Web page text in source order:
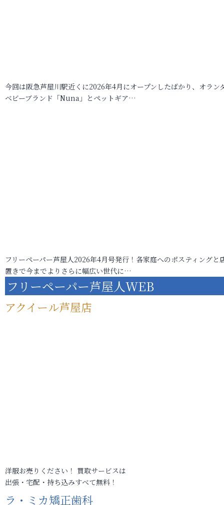
今回は阪急芦屋川駅近くに2026年4月にオープンしたばかり、オラン
ベビーブランド「Nuna」とペットギア…
フリーペーパー芦屋人2026年4月号発行！各家庭へのポスティングと
置きで今までよりさらに幅広い世代に…
フリーペーパー芦屋人WEB
アクイール芦屋店
洋服お売りください！ 買取サービスは
出張・宅配・持ち込みすべて無料！
ラ・ミカ矯正歯科